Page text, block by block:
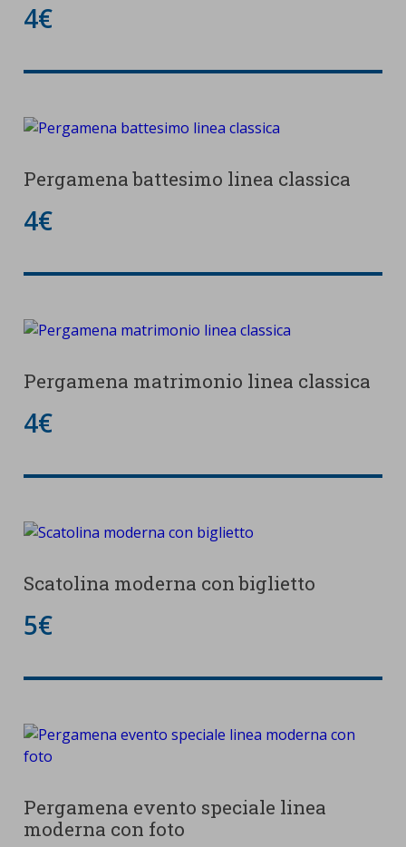
4€
Pergamena battesimo linea classica
4€
Pergamena matrimonio linea classica
4€
Scatolina moderna con biglietto
5€
Pergamena evento speciale linea
moderna con foto